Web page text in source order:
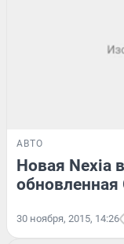
АВТО
Новая Nexia
обновленная
30 ноября, 2015, 14:26